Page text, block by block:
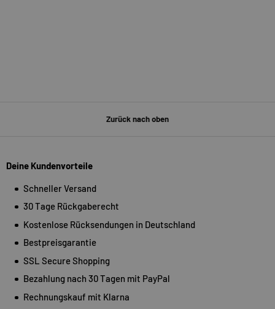
Zurück nach oben
Deine Kundenvorteile
Schneller Versand
30 Tage Rückgaberecht
Kostenlose Rücksendungen in Deutschland
Bestpreisgarantie
SSL Secure Shopping
Bezahlung nach 30 Tagen mit PayPal
Rechnungskauf mit Klarna